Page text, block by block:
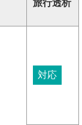
旅行透析
対応